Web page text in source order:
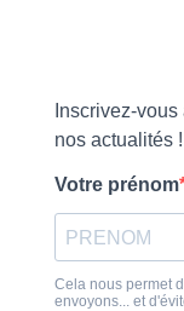
Inscrivez-
nos actualités !
Votre prénom
Cela nous permet
envoyons... et